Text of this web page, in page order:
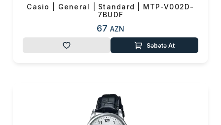
cəzbedici, maraqlı və şık
keçirməzlik özəlliyi yüksək
olan modellərdə titan, çəlik,
polad, plastik və silikon
Casio | General | Standard | MTP-V002D-
7BUDF
67 AZN
Səbətə At